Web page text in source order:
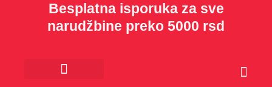
Besplatna isporuka za sve
narudžbine preko 5000 rsd
Cart